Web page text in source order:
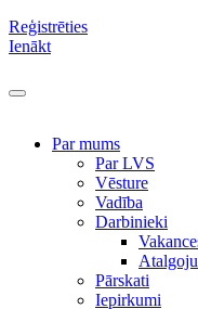
Reģistrēties
Ienākt
Par mums
Par LVS
Vēsture
Vadība
Darbinieki
Pārskati
Iepirkumi